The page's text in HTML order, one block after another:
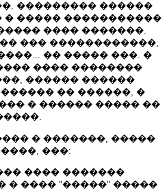
��������� ������
� ����� �����������
���� �������.
��� ������������,
�� ����� ���. �
���� ��������
������ ������
�� ������, �
� ������ ����� ��
� �������, �����
���:
���� �������
� ���� "�����" �����